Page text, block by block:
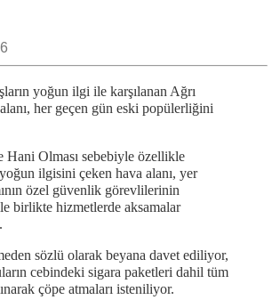
yoğun ilgi ile karşılanan Ağrı
her geçen gün eski popülerliğini
Hani Olması sebebiyle özellikle
yoğun ilgisini çeken hava alanı, yer
özel güvenlik görevlilerinin
birlikte hizmetlerde aksamalar
sözlü olarak beyana davet ediliyor,
cebindeki sigara paketleri dahil tüm
çöpe atmaları isteniliyor.